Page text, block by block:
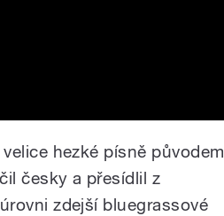
hezké písně původem
česky a přesídlil z
zdejší bluegrassové